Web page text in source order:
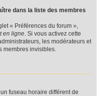
dans la liste des membres
« Préférences du forum »,
en ligne. Si vous activez cette
les modérateurs et
membres invisibles.
fuseau horaire différent de